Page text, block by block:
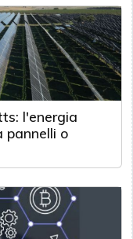
l'energia
pannelli o